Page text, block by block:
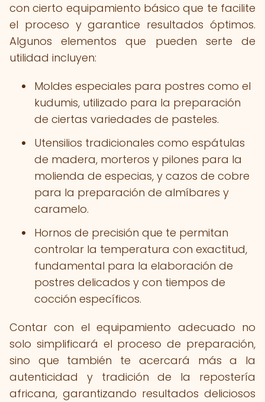
con cierto equipamiento básico que te facilite
el proceso y garantice resultados óptimos.
Algunos elementos que pueden serte de
utilidad incluyen:
Moldes especiales para postres como el
kudumis, utilizado para la preparación
de ciertas variedades de pasteles.
Utensilios tradicionales como espátulas
de madera, morteros y pilones para la
molienda de especias, y cazos de cobre
para la preparación de almíbares y
caramelo.
Hornos de precisión que te permitan
controlar la temperatura con exactitud,
fundamental para la elaboración de
postres delicados y con tiempos de
cocción específicos.
Contar con el equipamiento adecuado no
solo simplificará el proceso de preparación,
sino que también te acercará más a la
autenticidad y tradición de la repostería
africana, garantizando resultados deliciosos